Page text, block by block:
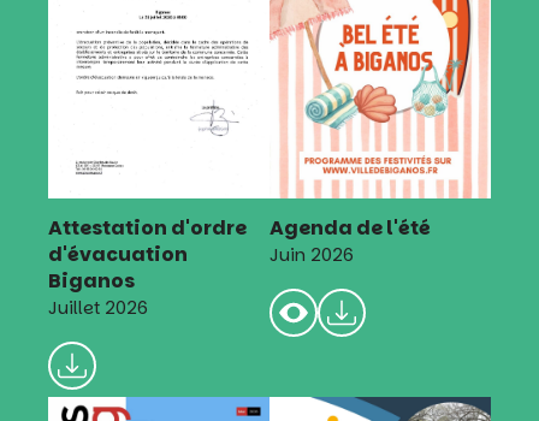
Attestation d'ordre
d'évacuation
Biganos
Juillet 2026
Agenda de l'été
Juin 2026